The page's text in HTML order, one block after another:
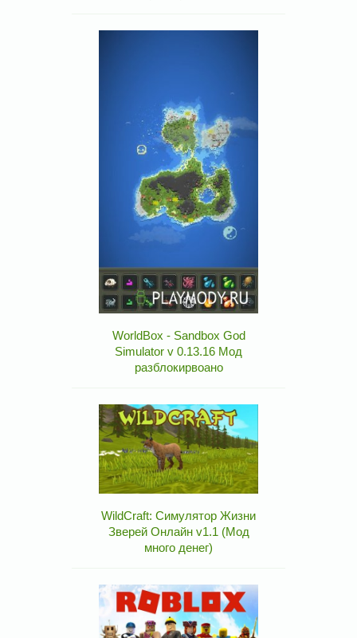
WorldBox - Sandbox God
Simulator v 0.13.16 Мод
разблокирвоано
WildCraft: Симулятор Жизни
Зверей Онлайн v1.1 (Мод
много денег)